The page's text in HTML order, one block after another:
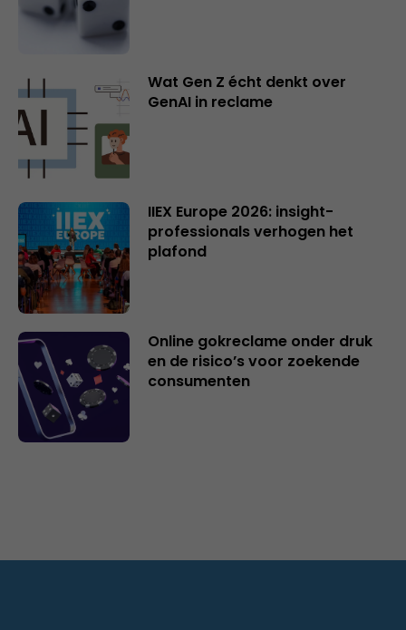
Wat Gen Z écht denkt over
GenAI in reclame
IIEX Europe 2026: insight-
professionals verhogen het
plafond
Online gokreclame onder druk
en de risico’s voor zoekende
consumenten